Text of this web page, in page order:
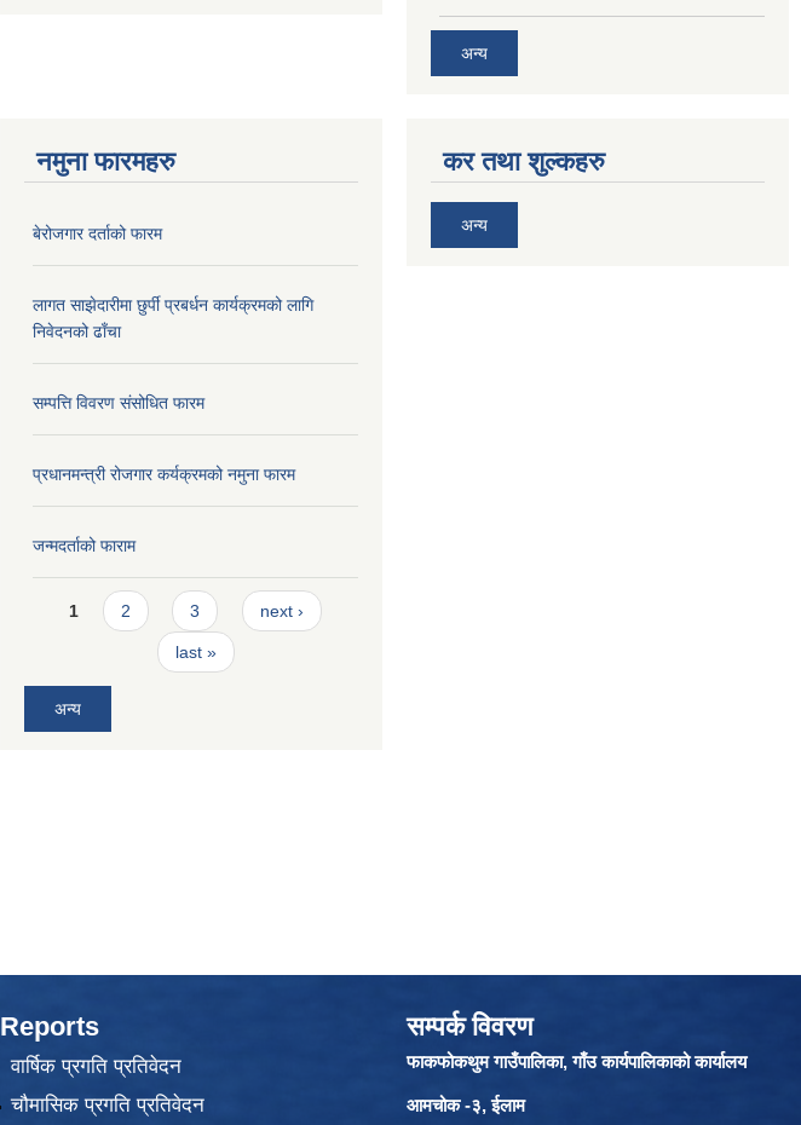
अन्य
नमुना फारमहरु
बेरोजगार दर्ताको फारम
लागत साझेदारीमा छुर्पी प्रबर्धन कार्यक्रमको लागि
निवेदनको ढाँचा
सम्पत्ति विवरण संसोधित फारम
प्रधानमन्त्री रोजगार कर्यक्रमको नमुना फारम
जन्मदर्ताको फाराम
Pages
1 2 3 next ›
last »
अन्य
कर तथा शुल्कहरु
अन्य
Reports
वार्षिक प्रगति प्रतिवेदन
चौमासिक प्रगति प्रतिवेदन
सम्पर्क विवरण
फाकफोकथुम गाउँपालिका, गाँउ कार्यपालिकाको कार्यालय
आमचोक -३, ईलाम